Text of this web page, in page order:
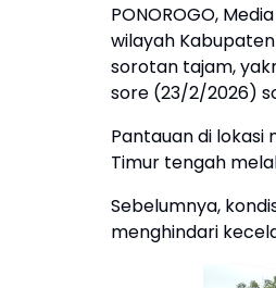
PONOROGO,
wilayah
sorotan tajam,
sore (23/2/2026)
Pantauan di lokasi
Timur tengah
Sebelumnya,
menghindari